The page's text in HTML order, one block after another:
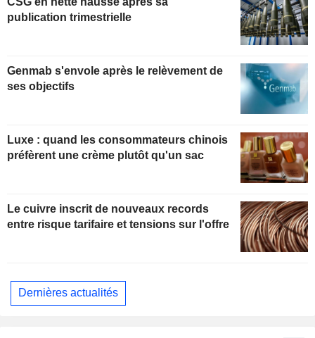
publication trimestrielle
Genmab s'envole après le relèvement de
ses objectifs
Luxe : quand les consommateurs chinois
préfèrent une crème plutôt qu'un sac
Le cuivre inscrit de nouveaux records
entre risque tarifaire et tensions sur l'offre
Dernières actualités